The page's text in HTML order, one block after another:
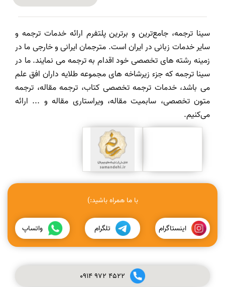
سینا ترجمه، جامع‌ترین و برترین پلتفرم ارائه خدمات ترجمه و
سایر خدمات زبانی در ایران است. مترجمان ایرانی و خارجی ما در
زمینه رشته های تخصصی خود اقدام به ترجمه می نمایند. ما در
سینا ترجمه که جزء زیرشاخه های مجموعه طلایه داران افق علم
می باشد، خدمات ترجمه تخصصی کتاب، ترجمه مقاله، ترجمه
متون تخصصی، سابمیت مقاله، ویراستاری مقاله و ... ارائه
می‌کنیم.
با ما همراه باشید:)
اینستاگرام تلگرام واتساپ
0914972 4522